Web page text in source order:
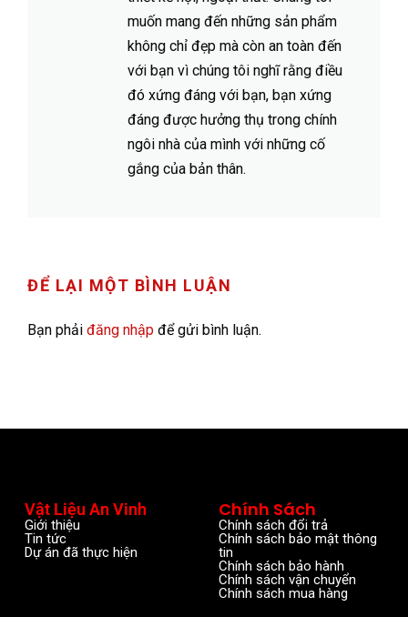
muốn mang đến những sản phẩm
không chỉ đẹp mà còn an toàn đến
với bạn vì chúng tôi nghĩ rằng điều
đó xứng đáng với bạn, bạn xứng
đáng được hưởng thụ trong chính
ngôi nhà của mình với những cố
gắng của bản thân.
ĐỂ LẠI MỘT BÌNH LUẬN
Bạn phải đăng nhập để gửi bình luận.
Vật Liệu An Vinh
Giới thiệu
Tin tức
Dự án đã thực hiện
Chính Sách
Chính sách đổi trả
Chính sách bảo mật thông
tin
Chính sách bảo hành
Chính sách vận chuyển
Chính sách mua hàng